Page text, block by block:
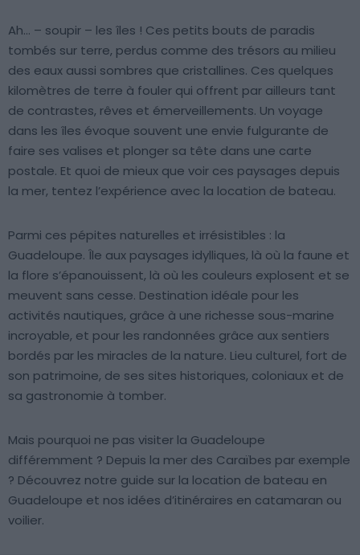
Ah… – soupir – les îles ! Ces petits bouts de paradis
tombés sur terre, perdus comme des trésors au milieu
des eaux aussi sombres que cristallines. Ces quelques
kilomètres de terre à fouler qui offrent par ailleurs tant
de contrastes, rêves et émerveillements. Un voyage
dans les îles évoque souvent une envie fulgurante de
faire ses valises et plonger sa tête dans une carte
postale. Et quoi de mieux que voir ces paysages depuis
la mer, tentez l’expérience avec la location de bateau.
Parmi ces pépites naturelles et irrésistibles : la
Guadeloupe. Île aux paysages idylliques, là où la faune et
la flore s’épanouissent, là où les couleurs explosent et se
meuvent sans cesse. Destination idéale pour les
activités nautiques, grâce à une richesse sous-marine
incroyable, et pour les randonnées grâce aux sentiers
bordés par les miracles de la nature. Lieu culturel, fort de
son patrimoine, de ses sites historiques, coloniaux et de
sa gastronomie à tomber.
Mais pourquoi ne pas visiter la Guadeloupe
différemment ? Depuis la mer des Caraïbes par exemple
? Découvrez notre guide sur la location de bateau en
Guadeloupe et nos idées d’itinéraires en catamaran ou
voilier.